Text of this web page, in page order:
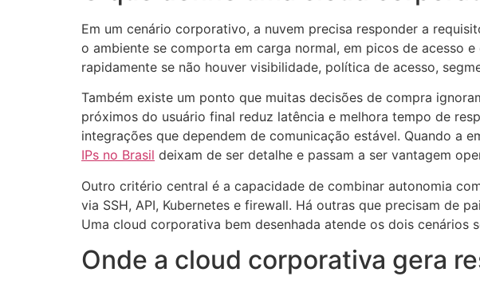
Em um cenário corporativo, a nuvem precisa responder a
o ambiente se comporta em carga normal, em picos de acesso
rapidamente se não houver visibilidade, política de acesso,
Também existe um ponto que muitas decisões de compra
próximos do usuário final reduz latência e melhora tempo de
integrações que dependem de comunicação estável. Quando a
IPs no Brasil deixam de ser detalhe e passam a ser vantagem
Outro critério central é a capacidade de combinar autonomia
via SSH, API, Kubernetes e firewall. Há outras que precisam de
Uma cloud corporativa bem desenhada atende os dois cenários
Onde a cloud corporativa gera